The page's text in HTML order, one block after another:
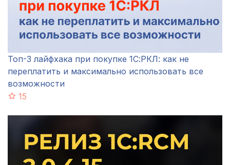
Топ-3 лайфхака при покупке 1С:РКЛ: как не
переплатить и максимально использовать все
возможности
15